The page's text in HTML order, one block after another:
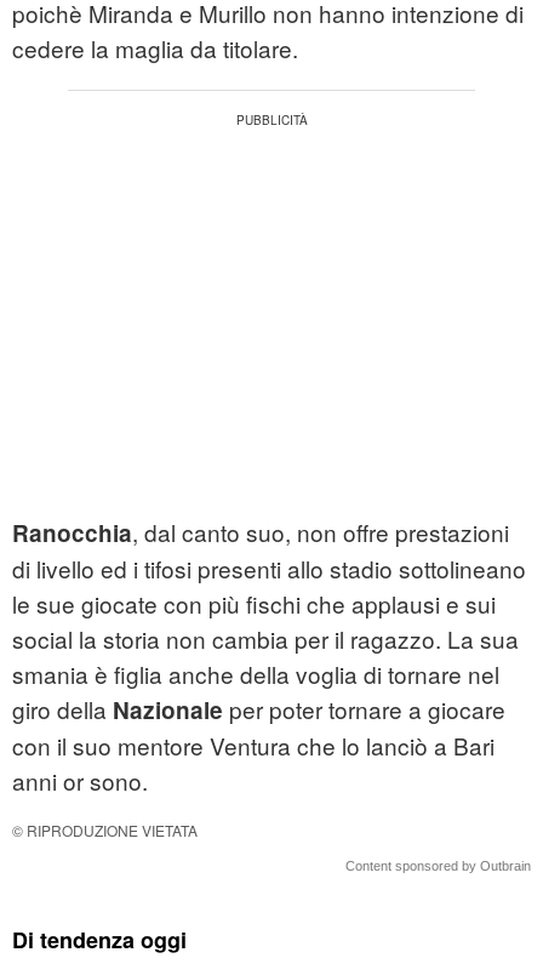
poichè Miranda e Murillo non hanno intenzione di
cedere la maglia da titolare.
Ranocchia, dal canto suo, non offre prestazioni
di livello ed i tifosi presenti allo stadio sottolineano
le sue giocate con più fischi che applausi e sui
social la storia non cambia per il ragazzo. La sua
smania è figlia anche della voglia di tornare nel
giro della Nazionale per poter tornare a giocare
con il suo mentore Ventura che lo lanciò a Bari
anni or sono.
© RIPRODUZIONE VIETATA
Content sponsored by Outbrain
Di tendenza oggi